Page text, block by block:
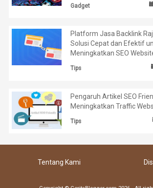
Gadget
Platform Jasa Backlink
Solusi Cepat dan Efektif
Meningkatkan SEO
Tips
Pengaruh Artikel SEO
Meningkatkan Traffic
Tips
Tentang Kami